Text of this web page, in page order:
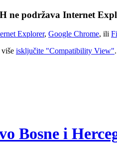
ne podržava Internet
Explorer, Google Chrome, ili
isključite "Compatibility View".
Bosne i